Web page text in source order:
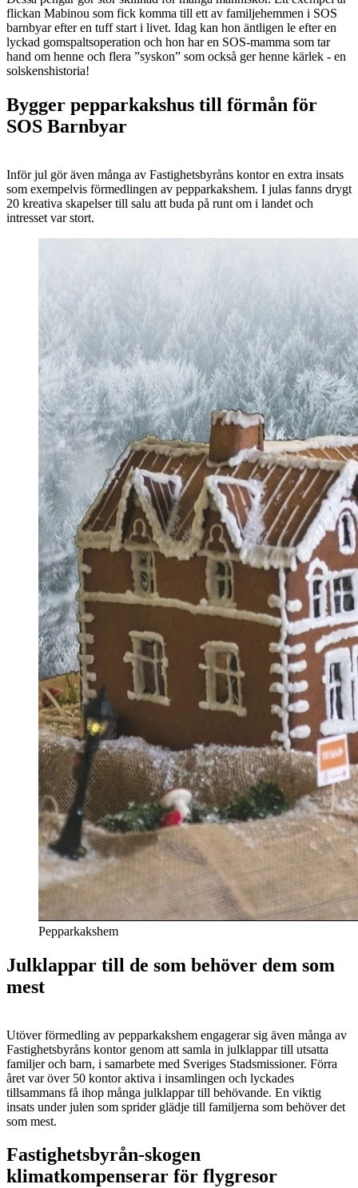
flickan Mabinou som fick komma till ett av familjehemmen i SOS
barnbyar efter en tuff start i livet. Idag kan hon äntligen le efter en
lyckad gomspaltsoperation och hon har en SOS-mamma som tar
hand om henne och flera ”syskon” som också ger henne kärlek - en
solskenshistoria!
Bygger pepparkakshus till förmån för
SOS Barnbyar
Inför jul gör även många av Fastighetsbyråns kontor en extra insats
som exempelvis förmedlingen av pepparkakshem. I julas fanns drygt
20 kreativa skapelser till salu att buda på runt om i landet och
intresset var stort.
Pepparkakshem
Julklappar till de som behöver dem som
mest
Utöver förmedling av pepparkakshem engagerar sig även många av
Fastighetsbyråns kontor genom att samla in julklappar till utsatta
familjer och barn, i samarbete med Sveriges Stadsmissioner. Förra
året var över 50 kontor aktiva i insamlingen och lyckades
tillsammans få ihop många julklappar till behövande. En viktig
insats under julen som sprider glädje till familjerna som behöver det
som mest.
Fastighetsbyrån-skogen
klimatkompenserar för flygresor